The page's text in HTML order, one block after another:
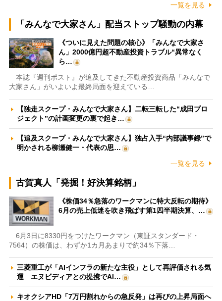
一覧を見る
「みんなで大家さん」配当ストップ騒動の内幕
《ついに見えた問題の核心》「みんなで大家さ
ん」2000億円超不動産投資トラブル“異常なく
ら…
本誌『週刊ポスト』が追及してきた不動産投資商品「みんなで
大家さん」がいよいよ最終局面を迎えている…
【独走スクープ・みんなで大家さん】二転三転した“成田プロ
ジェクト”の計画変更の裏で起き…
【追及スクープ・みんなで大家さん】独占入手“内部議事録”で
明かされる柳瀬健一・代表の思…
一覧を見る
古賀真人「発掘！好決算銘柄」
《株価34％急落のワークマンに特大反転の期待》
6月の売上低迷を吹き飛ばす第1四半期決算、…
6月3日に8330円をつけたワークマン（東証スタンダード・
7564）の株価は、わずか1カ月あまりで約34％下落…
三菱重工が「AIインフラの新たな主役」として再評価される気
運 エヌビディアとの提携でAI…
キオクシアHD「7万円割れからの急反発」は再びの上昇局面へ